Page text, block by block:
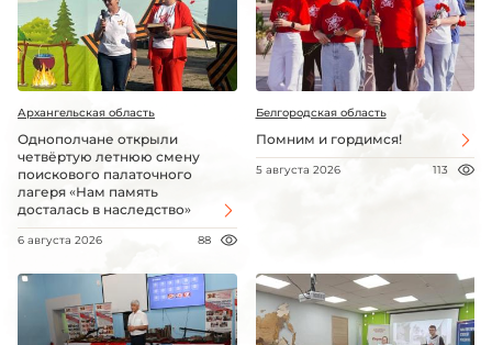
Архангельская область
Однополчане открыли
четвёртую летнюю смену
поискового палаточного
лагеря «Нам память
досталась в наследство»
6 августа 2026 88
Белгородская область
Помним и гордимся!
5 августа 2026 113